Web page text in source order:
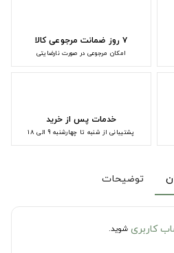
۷ روز ضمانت مرجوعی کالا
امکان مرجوعی در صورت نارضایتی
خدمات پس از خرید
پشتیبانی از شنبه تا چهارشنبه 9 الی 18
توضیحات
کاربری شوید.